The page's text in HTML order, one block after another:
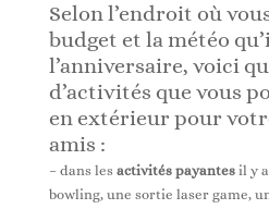
Selon l’endroit où
budget et la météo
l’anniversaire, voici
d’activités que vous
en extérieur pour
amis :
– dans les activités payantesil y a
bowling, une sortie laser game,